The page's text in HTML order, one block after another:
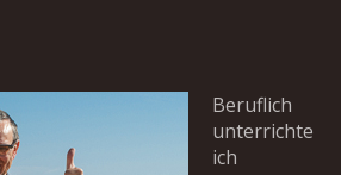
Beruflich
unterrichte
ich